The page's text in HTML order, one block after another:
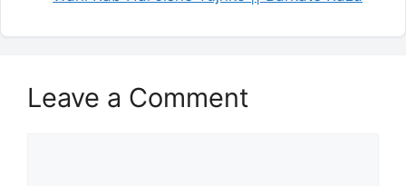
Leave a Comment